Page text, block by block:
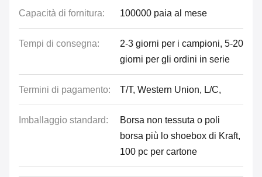
Capacità di fornitura: 100000 paia al mese
Tempi di consegna:
2-3 giorni per i campioni, 5-20
giorni per gli ordini in serie
Termini di pagamento: T/T, Western Union, L/C,
Imballaggio standard:
Borsa non tessuta o poli
borsa più lo shoebox di Kraft,
100 pc per cartone